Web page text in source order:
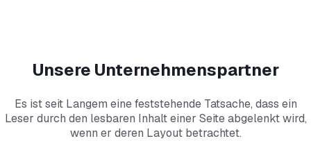
Unsere Unternehmenspartner
Es ist seit Langem eine feststehende Tatsache, dass ein
Leser durch den lesbaren Inhalt einer Seite abgelenkt wird,
wenn er deren Layout betrachtet.